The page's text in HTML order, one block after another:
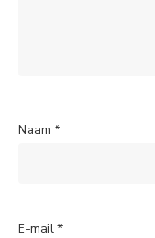
Naam *
E-mail *